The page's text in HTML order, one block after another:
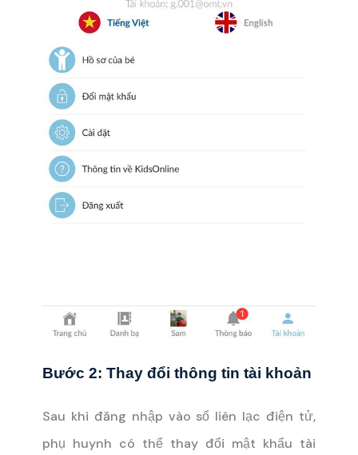
Bước 2: Thay đổi thông tin tài khoản
Sau khi đăng nhập vào sổ liên lạc điện tử,
phụ huynh có thể thay đổi mật khẩu tài